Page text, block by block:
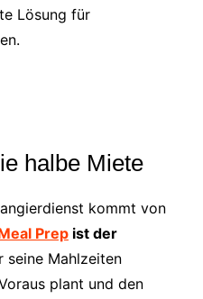
Lösung für
halbe Miete
kommt von
Prepist der
seine Mahlzeiten
plant und den